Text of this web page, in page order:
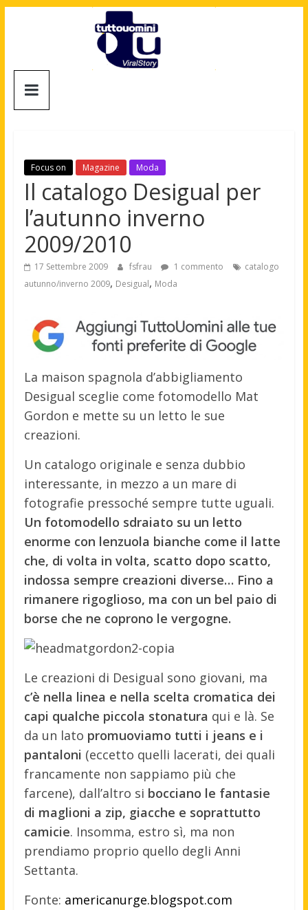
Tuttouomini
Motori,
gay
news
moda
maschile
Focus on Magazine Moda
Il catalogo Desigual per
l’autunno inverno
2009/2010
17 Settembre 2009 fsfrau 1 commento
catalogo
autunno/inverno 2009, Desigual, Moda
La maison spagnola d’abbigliamento
Desigual sceglie come fotomodello Mat
Gordon e mette su un letto le sue
creazioni.
Un catalogo originale e senza dubbio
interessante, in mezzo a un mare di
fotografie pressoché sempre tutte uguali.
Un fotomodello sdraiato su un letto
enorme con lenzuola bianche come il latte
che, di volta in volta, scatto dopo scatto,
indossa sempre creazioni diverse… Fino a
rimanere rigoglioso, ma con un bel paio di
borse che ne coprono le vergogne.
Le creazioni di Desigual sono giovani, ma
c’è nella linea e nella scelta cromatica dei
capi qualche piccola stonatura qui e là. Se
da un lato promuoviamo tutti i jeans e i
pantaloni (eccetto quelli lacerati, dei quali
francamente non sappiamo più che
farcene), dall’altro si bocciano le fantasie
di maglioni a zip, giacche e soprattutto
camicie. Insomma, estro sì, ma non
prendiamo proprio quello degli Anni
Settanta.
Fonte: americanurge.blogspot.com